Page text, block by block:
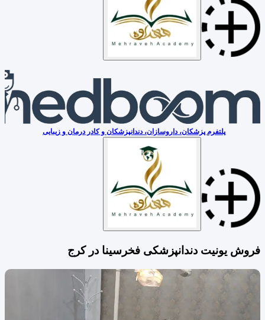
پلتفرم پزشکان، داروسازان، دندانپزشکان و کادر درمان و زیبایی
فروش یونیت دندانپزشکی فخرسینا در کرج